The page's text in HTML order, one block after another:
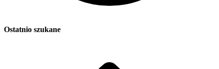
Ostatnio szukane